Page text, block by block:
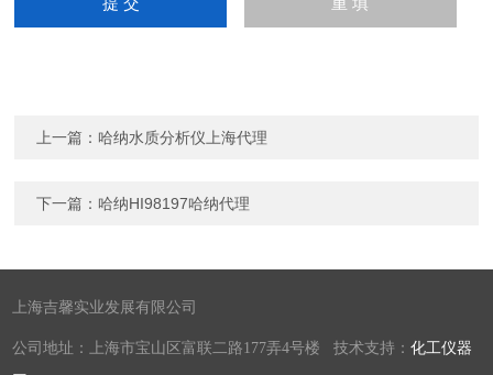
上一篇：哈纳水质分析仪上海代理
下一篇：哈纳HI98197哈纳代理
上海吉馨实业发展有限公司
公司地址：上海市宝山区富联二路177弄4号楼 技术支持：化工仪器